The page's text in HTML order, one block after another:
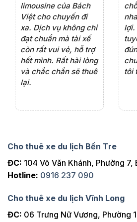
chỗ của Bách Việt rất
chuyên nghiệp,đặc
biệt tài xế rất nhiệt
tình vui vẻ,sẽ ủng hộ
thường xuyên
rất
tài
tục
Cho thuê xe du lịch Bến Tre
ĐC: 104 Võ Văn Khánh, Phường 7,
Hotline: 0916 237 090
Cho thuê xe du lịch Vĩnh Long
ĐC: 06 Trưng Nữ Vương, Phường